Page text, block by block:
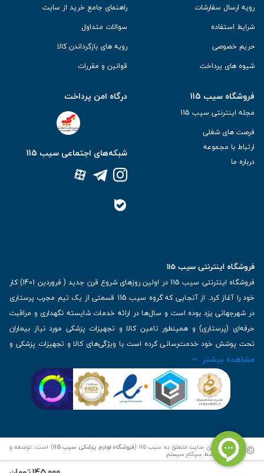
رویه ارسال سفارشات
شرایط استفاده
حریم خصوصی
شیوه های پرداخت
راهنمای جامع خرید از سایت
سوالات متداول
رویه های بازگرداندن کالا
قوانین و مقررات
فروشگاه سیب 115
مجله اینترنتی سیب 115
فرصت های شغلی
ارتباط با مجموعه
درباره ما
درگاه امن پرداخت
شبکه‌های اجتماعی سیب 115
فروشگاه اینترنتی سیب 115
فروشگاه اینترنتی سیب 115 در اولین روزهای شروع قرن جدید ( فروردین 1401) کار
خود را آغاز کرد. از آنجایی که گروه سیب 115 قسمتی از یک تیم مجرب پرستاری
در شهرجهانی یزد بوده است و سال‌ها در ارائه خدمات شایسته نگهداری و مراقبت
حرفه‌ای (پرستاری) و همینطور تامین کالا و تجهیزات پزشکی مورد نیاز بیماران
تحت پوشش خود خدمت‌رسانی کرده است با ویژگی‌های کالا و تجهیزات پزشکی و
برترین برندهای موجود در بازار اطلاعات بسیار ارزشمندی را دارا می‌باشد
| تلفن تماس : 36333383-035 | ایمیل: Info@Sib115.com
مشاهده بیشتر
© کلیه حقوق این سایت متعلق به سیب 115 ( فروشگاه لوازم پزشکی سیب 115 ) است، توسعه و
کدنویسی توسط سپکام سیستم